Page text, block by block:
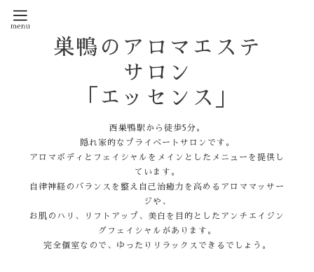
巣鴨のアロマエステ
サロン
「エッセンス」
西巣鴨駅から徒歩5分。
隠れ家的なプライベートサロンです。
アロマボディとフェイシャルをメインとしたメニューを提供し
ています。
自律神経のバランスを整え自己治癒力を高めるアロママッサー
ジや、
お肌のハリ、リフトアップ、美白を目的としたアンチエイジン
グフェイシャルがあります。
完全個室なので、ゆったりリラックスできるでしょう。